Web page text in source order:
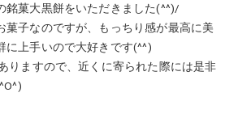
銘菓大黒餅をいただきました(^^)/
菓子なのですが、もっちり感が最高に美
に上手いので大好きです(^^)
りますので、近くに寄られた際には是非